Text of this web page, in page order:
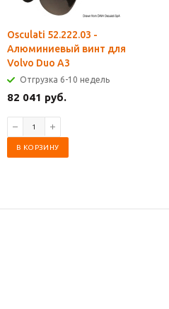
Osculati 52.222.03 -
Алюминиевый винт для
Volvo Duo A3
Отгрузка 6-10 недель
82 041 руб.
В КОРЗИНУ